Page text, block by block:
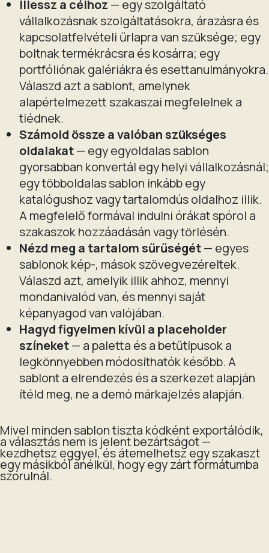
Illessz a célhoz — egy szolgáltató
vállalkozásnak szolgáltatásokra, árazásra és
kapcsolatfelvételi űrlapra van szüksége; egy
boltnak termékrácsra és kosárra; egy
portfóliónak galériákra és esettanulmányokra.
Válaszd azt a sablont, amelynek
alapértelmezett szakaszai megfelelnek a
tiédnek.
Számold össze a valóban szükséges
oldalakat— egy egyoldalas sablon
gyorsabban konvertál egy helyi vállalkozásnál;
egy többoldalas sablon inkább egy
katalógushoz vagy tartalomdús oldalhoz illik.
A megfelelő formával indulni órákat spórol a
szakaszok hozzáadásán vagy törlésén.
Nézd meg a tartalom sűrűségét— egyes
sablonok kép-, mások szövegvezéreltek.
Válaszd azt, amelyik illik ahhoz, mennyi
mondanivalód van, és mennyi saját
képanyagod van valójában.
Hagyd figyelmen kívül a placeholder
színeket— a paletta és a betűtípusok a
legkönnyebben módosíthatók később. A
sablont a elrendezés és a szerkezet alapján
ítéld meg, ne a demó márkajelzés alapján.
Mivel minden sablon tiszta kódként exportálódik,
a választás nem is jelent bezártságot —
kezdhetsz eggyel, és átemelhetsz egy szakaszt
egy másikból anélkül, hogy egy zárt formátumba
szorulnál.